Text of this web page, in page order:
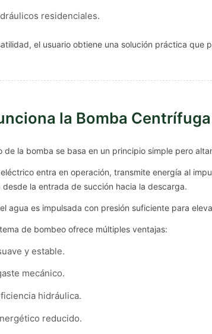
residenciales.
el usuario obtiene una solución práctica
la Bomba Centrífuga
de la bomba se basa en un principio simple pero
entra en operación, transmite energía al
la entrada de succión hacia la descarga.
agua es impulsada con presión suficiente para
de bombeo ofrece múltiples ventajas:
y estable.
mecánico.
hidráulica.
reducido.